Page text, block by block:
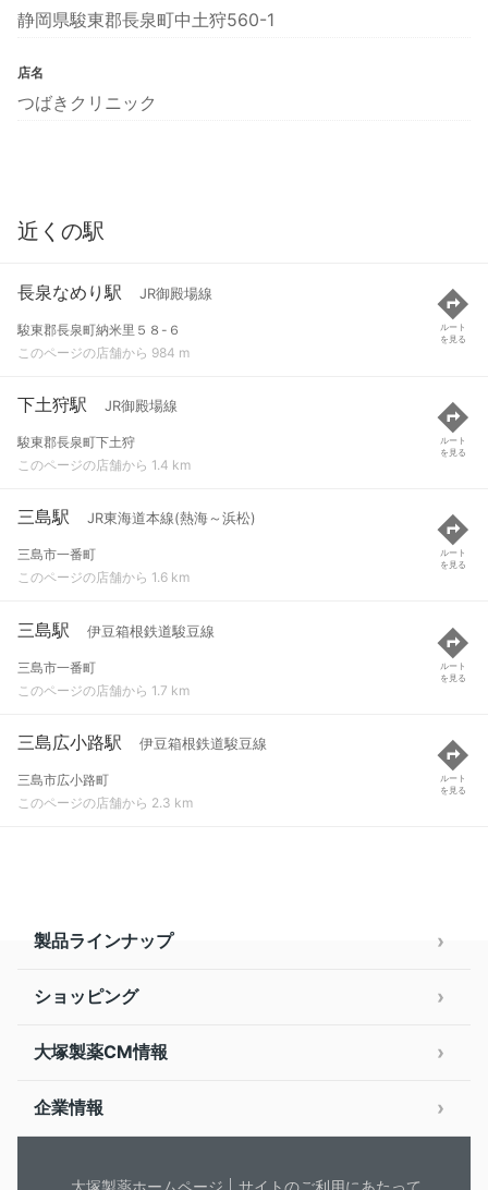
静岡県駿東郡長泉町中土狩560-1
店名
つばきクリニック
近くの駅
長泉なめり駅 JR御殿場線
駿東郡長泉町納米里５８-６
このページの店舗から 984 m
ルート
を見る
下土狩駅 JR御殿場線
駿東郡長泉町下土狩
このページの店舗から 1.4 km
ルート
を見る
三島駅 JR東海道本線(熱海～浜松)
三島市一番町
このページの店舗から 1.6 km
ルート
を見る
三島駅 伊豆箱根鉄道駿豆線
三島市一番町
このページの店舗から 1.7 km
ルート
を見る
三島広小路駅 伊豆箱根鉄道駿豆線
三島市広小路町
このページの店舗から 2.3 km
ルート
を見る
製品ラインナップ
ショッピング
大塚製薬CM情報
企業情報